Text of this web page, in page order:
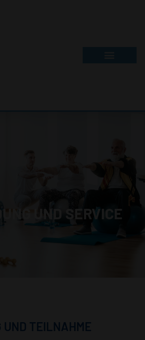
UND SERVICE
UND TEILNAHME